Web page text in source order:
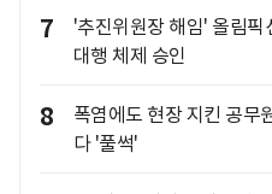
7
'추진위원장 해임' 올림
대행 체제 승인
8
폭염에도 현장 지킨 공
다 '풀썩'